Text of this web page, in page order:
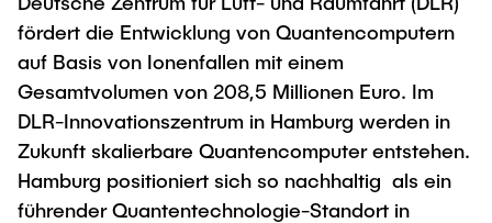
Lehre und Lernen
Best Practices Lehre
Hochschuldidaktik - ZLL
LearnING Center
Lehre im europäischen Verbund (ECIU)
WorkINGLab / Makerspace
Interdisziplinärer Workshop des FSP
„Biobasierte Prozesse und
Reaktortechnologien“
Forschung und Institute
Studienbereich FIT
fördert die Entwicklung von Quantencomputern
auf Basis von Ionenfallen mit einem
Gesamtvolumen von 208,5 Millionen Euro. Im
DLR-Innovationszentrum in Hamburg werden in
Zukunft skalierbare Quantencomputer entstehen.
Hamburg positioniert sich so nachhaltig als ein
führender Quantentechnologie-Standort in